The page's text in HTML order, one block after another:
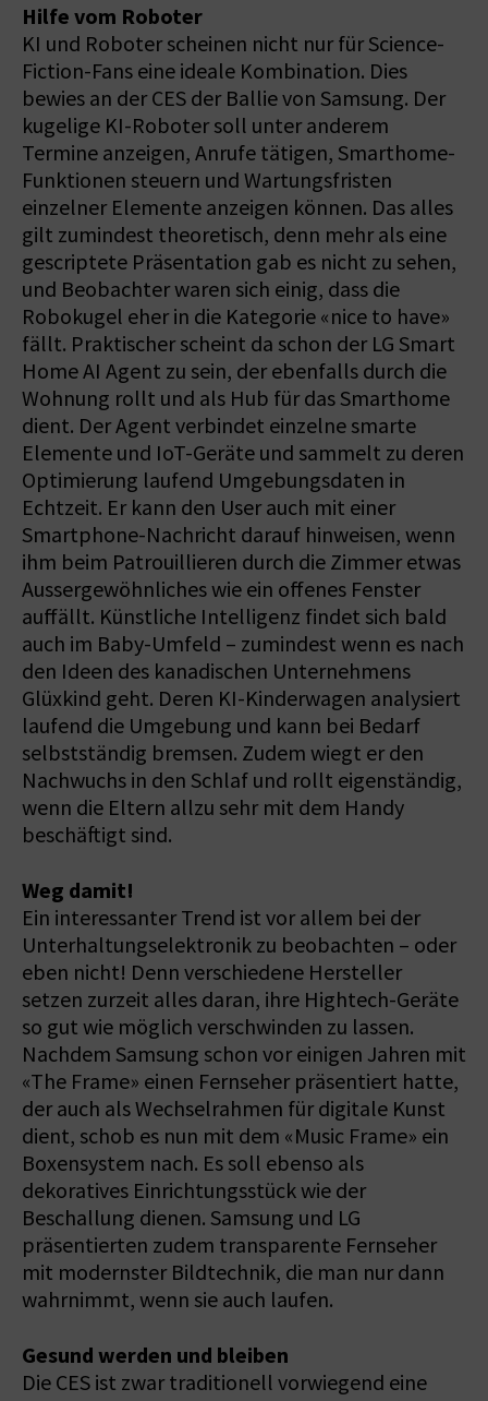
Hilfe vom Roboter
KI und Roboter scheinen nicht nur für Science-
Fiction-Fans eine ideale Kombination. Dies
bewies an der CES der Ballie von Samsung. Der
kugelige KI-Roboter soll unter anderem
Termine anzeigen, Anrufe tätigen, Smarthome-
Funktionen steuern und Wartungsfristen
einzelner Elemente anzeigen können. Das alles
gilt zumindest theoretisch, denn mehr als eine
gescriptete Präsentation gab es nicht zu sehen,
und Beobachter waren sich einig, dass die
Robokugel eher in die Kategorie «nice to have»
fällt. Praktischer scheint da schon der LG Smart
Home AI Agent zu sein, der ebenfalls durch die
Wohnung rollt und als Hub für das Smarthome
dient. Der Agent verbindet einzelne smarte
Elemente und IoT-Geräte und sammelt zu deren
Optimierung laufend Umgebungsdaten in
Echtzeit. Er kann den User auch mit einer
Smartphone-Nachricht darauf hinweisen, wenn
ihm beim Patrouillieren durch die Zimmer etwas
Aussergewöhnliches wie ein offenes Fenster
auffällt. Künstliche Intelligenz findet sich bald
auch im Baby-Umfeld – zumindest wenn es nach
den Ideen des kanadischen Unternehmens
Glüxkind geht. Deren KI-Kinderwagen analysiert
laufend die Umgebung und kann bei Bedarf
selbstständig bremsen. Zudem wiegt er den
Nachwuchs in den Schlaf und rollt eigenständig,
wenn die Eltern allzu sehr mit dem Handy
beschäftigt sind.
Weg damit!
Ein interessanter Trend ist vor allem bei der
Unterhaltungselektronik zu beobachten – oder
eben nicht! Denn verschiedene Hersteller
setzen zurzeit alles daran, ihre Hightech-Geräte
so gut wie möglich verschwinden zu lassen.
Nachdem Samsung schon vor einigen Jahren mit
«The Frame» einen Fernseher präsentiert hatte,
der auch als Wechselrahmen für digitale Kunst
dient, schob es nun mit dem «Music Frame» ein
Boxensystem nach. Es soll ebenso als
dekoratives Einrichtungsstück wie der
Beschallung dienen. Samsung und LG
präsentierten zudem transparente Fernseher
mit modernster Bildtechnik, die man nur dann
wahrnimmt, wenn sie auch laufen.
Gesund werden und bleiben
Die CES ist zwar traditionell vorwiegend eine